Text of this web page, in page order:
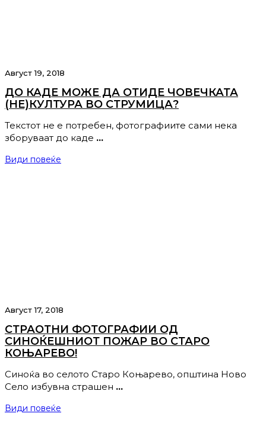
Август 19, 2018
ДО КАДЕ МОЖЕ ДА ОТИДЕ ЧОВЕЧКАТА
(НЕ)КУЛТУРА ВО СТРУМИЦА?
Текстот не е потребен, фотографиите сами нека
зборуваат до каде …
Види повеќе
Август 17, 2018
СТРАОТНИ ФОТОГРАФИИ ОД
СИНОЌЕШНИОТ ПОЖАР ВО СТАРО
КОЊАРЕВО!
Синоќа во селото Старо Коњарево, општина Ново
Село избувна страшен …
Види повеќе